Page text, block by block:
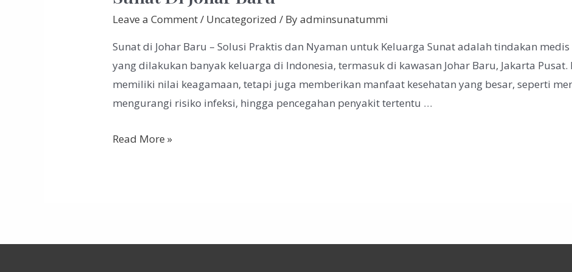
Leave a Comment/ Uncategorized / Byadminsunatummi
Sunat di Johar Baru – Solusi Praktis dan Nyaman untuk Keluarga Sunat adalah tindakan
yang dilakukan banyak keluarga di Indonesia, termasuk di kawasan Johar Baru, Jakarta Pusat.
memiliki nilai keagamaan, tetapi juga memberikan manfaat kesehatan yang besar, seperti
mengurangi risiko infeksi, hingga pencegahan penyakit tertentu …
Sunat
Read More »